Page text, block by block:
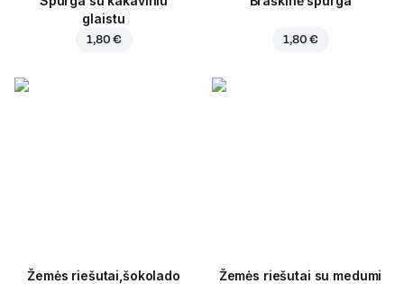
glaistu
1,80 € 1,80 €
Žemės riešutai,šokolado
Žemės riešutai su medumi